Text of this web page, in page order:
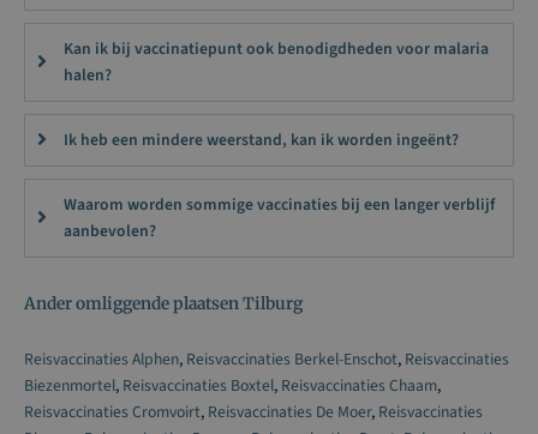
Kan ik bij vaccinatiepunt ook benodigdheden voor malaria
halen?
Ik heb een mindere weerstand, kan ik worden ingeënt?
Waarom worden sommige vaccinaties bij een langer verblijf
aanbevolen?
Ander omliggende plaatsen Tilburg
Reisvaccinaties Alphen, Reisvaccinaties Berkel-Enschot, Reisvaccinaties
Biezenmortel, Reisvaccinaties Boxtel, Reisvaccinaties Chaam,
Reisvaccinaties Cromvoirt, Reisvaccinaties De Moer, Reisvaccinaties